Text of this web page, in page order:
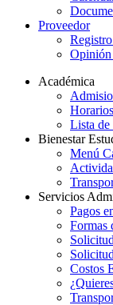
Proveedor
Opinión
Académica
Horarios
Lista de
Bienestar
Menú
Servicios
Pagos
Formas
Costos